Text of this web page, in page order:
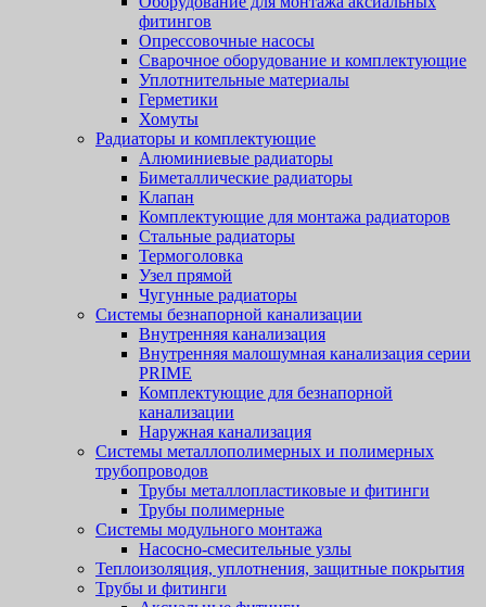
фитингов
Опрессовочные насосы
Сварочное оборудование и комплектующие
Уплотнительные материалы
Герметики
Хомуты
Радиаторы и комплектующие
Алюминиевые радиаторы
Биметаллические радиаторы
Клапан
Комплектующие для монтажа радиаторов
Стальные радиаторы
Термоголовка
Узел прямой
Чугунные радиаторы
Системы безнапорной канализации
Внутренняя канализация
Внутренняя малошумная канализация серии
PRIME
Комплектующие для безнапорной
канализации
Наружная канализация
Системы металлополимерных и полимерных
трубопроводов
Трубы металлопластиковые и фитинги
Трубы полимерные
Системы модульного монтажа
Насосно-смесительные узлы
Теплоизоляция, уплотнения, защитные покрытия
Трубы и фитинги